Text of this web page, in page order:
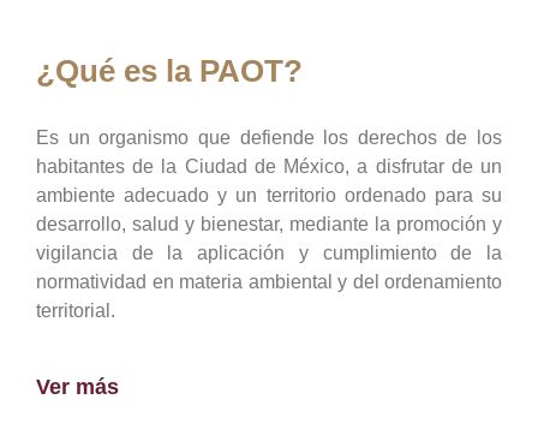
¿Qué es la PAOT?
Es un organismo que defiende los derechos de los
habitantes de la Ciudad de México, a disfrutar de un
ambiente adecuado y un territorio ordenado para su
desarrollo, salud y bienestar, mediante la promoción y
vigilancia de la aplicación y cumplimiento de la
normatividad en materia ambiental y del ordenamiento
territorial.
Ver más